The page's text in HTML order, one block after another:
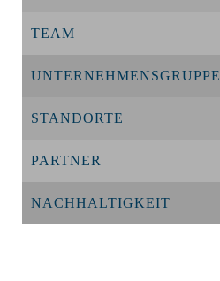
TEAM
UNTERNEHMENSGRUPPE
STANDORTE
PARTNER
NACHHALTIGKEIT